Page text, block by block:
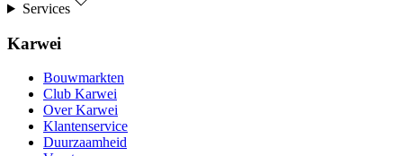
Services
Karwei
Bouwmarkten
Club Karwei
Over Karwei
Klantenservice
Duurzaamheid